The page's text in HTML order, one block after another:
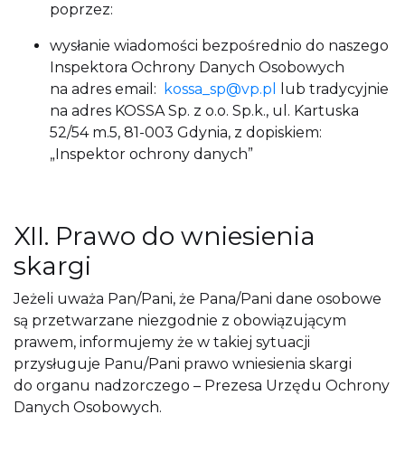
poprzez:
wysłanie wiadomości bezpośrednio do naszego
Inspektora Ochrony Danych Osobowych
na adres email:
kossa_sp@vp.pl
lub tradycyjnie
na adres KOSSA Sp. z o.o. Sp.k., ul. Kartuska
52/54 m.5, 81-003 Gdynia, z dopiskiem:
„Inspektor ochrony danych”
XII. Prawo do wniesienia
skargi
Jeżeli uważa Pan/Pani, że Pana/Pani dane osobowe
są przetwarzane niezgodnie z obowiązującym
prawem, informujemy że w takiej sytuacji
przysługuje Panu/Pani prawo wniesienia skargi
do organu nadzorczego – Prezesa Urzędu Ochrony
Danych Osobowych.